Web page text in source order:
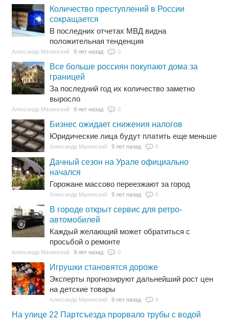
Количество преступлений в России
сокращается
В последних отчетах МВД видна
положительная тенденция
Александр Малинский 9 лет назад 0
Все больше россиян покупают дома за
границей
За последний год их количество заметно
выросло
Александр Малинский 9 лет назад 0
Бизнес ожидает снижения налогов
Юридические лица будут платить еще меньше
Александр Малинский 9 лет назад 0
Дачный сезон на Урале официально
начался
Горожане массово переезжают за город
Александр Малинский 9 лет назад 0
В городе открыт сервис для ретро-
автомобилей
Каждый желающий может обратиться с
просьбой о ремонте
Александр Малинский 9 лет назад 0
Игрушки становятся дороже
Эксперты прогнозируют дальнейший рост цен
на детские товары
Александр Малинский 9 лет назад 0
На улице 22 Партсъезда прорвало трубы с водой